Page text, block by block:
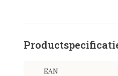
EAN